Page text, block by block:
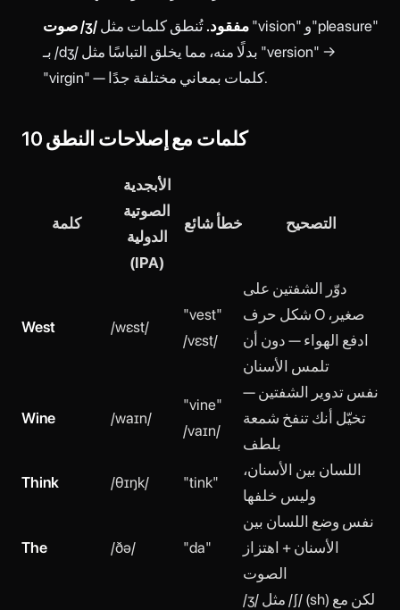
صوت /ʒ/ مفقود. تُنطق كلمات مثل "vision" و"pleasure"
بـ /dʒ/ بدلًا منه، مما يخلق التباسًا مثل "version" →
"virgin" — كلمات بمعاني مختلفة جدًا.
10 كلمات مع إصلاحات النطق
كلمة
الأبجدية
الصوتية
الدولية
(IPA)
خطأ شائع التصحيح
West /wɛst/
"vest"
/vɛst/
دوّر الشفتين على
شكل حرف O صغير،
ادفع الهواء — دون أن
تلمس الأسنان
Wine /waɪn/
"vine"
/vaɪn/
نفس تدوير الشفتين —
تخيّل أنك تنفخ شمعة
بلطف
Think /θɪŋk/ "tink"
اللسان بين الأسنان،
وليس خلفها
The /ðə/ "da"
نفس وضع اللسان بين
الأسنان + اهتزاز
الصوت
/ʒ/ مثل /ʃ/ (sh) لكن مع